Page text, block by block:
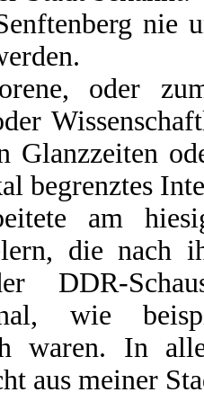
nie
oder
Glanzzeiten
begrenztes
am
die nach
DDR-
wie
waren. In
aus meiner